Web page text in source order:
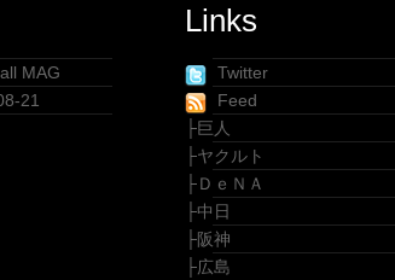
MAG
21
Links
Twitter
Feed
├巨人
├ヤクルト
├ＤｅＮＡ
├中日
├阪神
├広島